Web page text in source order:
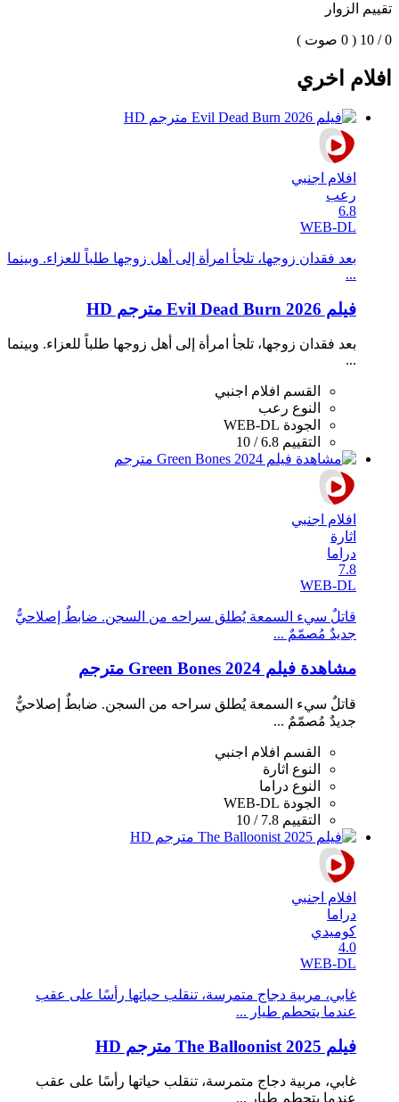
تقييم الزوار
0 / 10 ( 0 صوت )
افلام اخري
افلام اجنبي
رعب
6.8
WEB-DL
بعد فقدان زوجها، تلجأ امرأة إلى أهل زوجها طلباً للعزاء. وبينما
...
فيلم Evil Dead Burn 2026 مترجم HD
بعد فقدان زوجها، تلجأ امرأة إلى أهل زوجها طلباً للعزاء. وبينما
...
القسم
افلام اجنبي
النوع رعب
الجودة WEB-DL
التقييم 6.8 / 10
افلام اجنبي
اثارة
دراما
7.8
WEB-DL
قاتلٌ سيء السمعة يُطلق سراحه من السجن. ضابطٌ إصلاحيٌّ
جديدٌ مُصمّمٌ ...
مشاهدة فيلم Green Bones 2024 مترجم
قاتلٌ سيء السمعة يُطلق سراحه من السجن. ضابطٌ إصلاحيٌّ
جديدٌ مُصمّمٌ ...
القسم
افلام اجنبي
النوع اثارة
النوع دراما
الجودة WEB-DL
التقييم 7.8 / 10
افلام اجنبي
دراما
كوميدي
4.0
WEB-DL
غابي، مربية دجاج متمرسة، تنقلب حياتها رأسًا على عقب
عندما يتحطم طيار ...
فيلم The Balloonist 2025 مترجم HD
غابي، مربية دجاج متمرسة، تنقلب حياتها رأسًا على عقب
عندما يتحطم طيار ...